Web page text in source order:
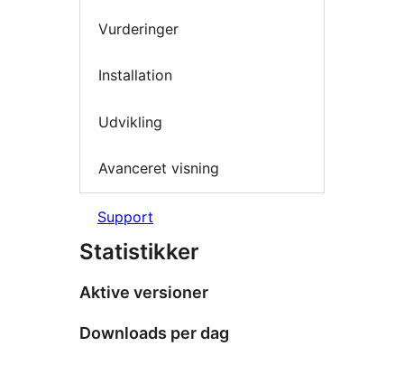
Vurderinger
Installation
Udvikling
Avanceret visning
Support
Statistikker
Aktive versioner
Downloads per dag